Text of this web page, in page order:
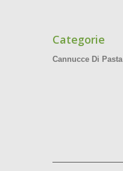
Categorie
Cannucce Di Pasta